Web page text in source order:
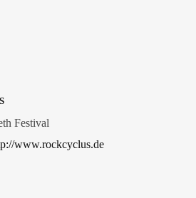
Festival
www.rockcyclus.de